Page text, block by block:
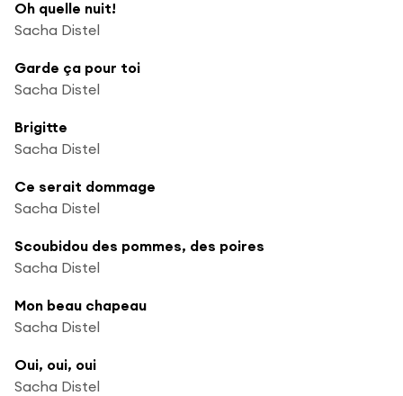
Oh quelle nuit!
Sacha Distel
Garde ça pour toi
Sacha Distel
Brigitte
Sacha Distel
Ce serait dommage
Sacha Distel
Scoubidou des pommes, des poires
Sacha Distel
Mon beau chapeau
Sacha Distel
Oui, oui, oui
Sacha Distel